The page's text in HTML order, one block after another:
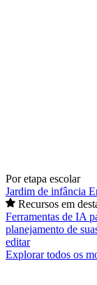
Por etapa escolar
Jardim de infância
Recursos em
Ferramentas de IA
planejamento de
editar
Explorar todos os